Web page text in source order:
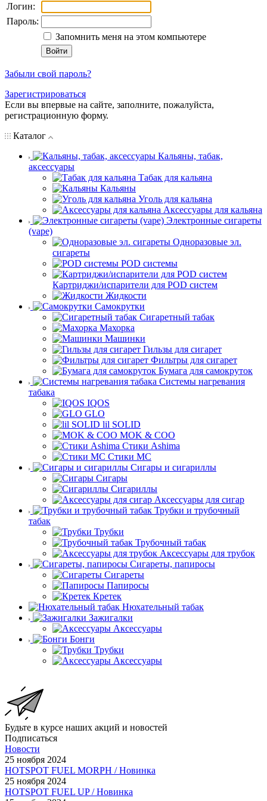
Логин:
Пароль:
Запомнить меня на этом компьютере
Забыли свой пароль?
Зарегистрироваться
Если вы впервые на сайте, заполните, пожалуйста,
регистрационную форму.
Каталог
Кальяны, табак,
аксессуары
Табак для кальяна
Кальяны
Уголь для кальяна
Аксессуары для кальяна
Электронные сигареты
(vape)
Одноразовые эл.
сигареты
POD системы
Картриджи/испарители для POD систем
Жидкости
Самокрутки
Сигаретный табак
Махорка
Машинки
Гильзы для сигарет
Фильтры для сигарет
Бумага для самокруток
Системы нагревания
табака
IQOS
GLO
lil SOLID
MOK & COO
Стики Ashima
Стики MC
Сигары и сигариллы
Сигары
Сигариллы
Аксессуары для сигар
Трубки и трубочный
табак
Трубки
Трубочный табак
Аксессуары для трубок
Сигареты, папиросы
Сигареты
Папиросы
Кретек
Нюхательный табак
Зажигалки
Аксессуары
Бонги
Трубки
Аксессуары
Будьте в курсе наших акций и новостей
Подписаться
Новости
25 ноября 2024
HOTSPOT FUEL MORPH / Новинка
25 ноября 2024
HOTSPOT FUEL UP / Новинка